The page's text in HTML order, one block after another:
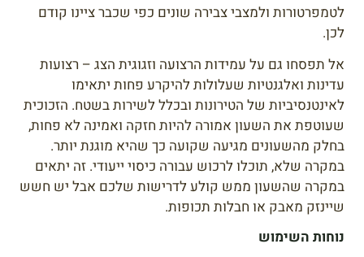
לטמפרטורות ולמצבי צבירה שונים כפי שכבר ציינו קודם
לכן.
אל תפסחו גם על עמידות הרצועה וזגוגית הצג – רצועות
עדינות ואלגנטיות שעלולות להיקרע פחות יתאימו
לאינטנסיביות של הטירונות ובכלל לשירות בשטח. הזכוכית
שעוטפת את השעון אמורה להיות חזקה ואמינה לא פחות,
בחלק מהשעונים מגיעה שקועה כך שהיא מוגנת יותר.
במקרה שלא, תוכלו לרכוש עבורה כיסוי ייעודי. זה יתאים
במקרה שהשעון ממש קולע לדרישות שלכם אבל יש חשש
שיינזק מאבק או חבלות תכופות.
נוחות השימוש